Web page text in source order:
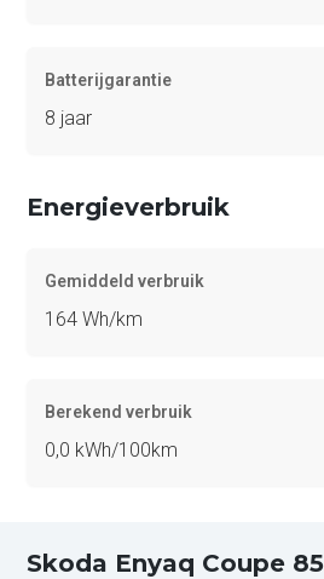
Batterijgarantie
8 jaar
Energieverbruik
Gemiddeld verbruik
164 Wh/km
Berekend verbruik
0,0 kWh/100km
Skoda Enyaq Coupe